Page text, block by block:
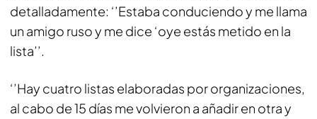
detalladamente: ‘’Estaba conduciendo y me llama
un amigo ruso y me dice ‘oye estás metido en la
lista’’.
‘’Hay cuatro listas elaboradas por organizaciones,
al cabo de 15 días me volvieron a añadir en otra y